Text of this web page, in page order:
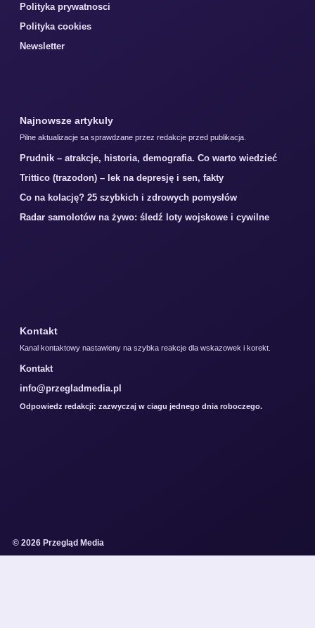
Polityka prywatnosci
Polityka cookies
Newsletter
Najnowsze artykuly
Pilne aktualizacje sa sprawdzane przez redakcje przed publikacja.
Prudnik – atrakcje, historia, demografia. Co warto wiedzieć
Trittico (trazodon) – lek na depresję i sen, fakty
Co na kolację? 25 szybkich i zdrowych pomysłów
Radar samolotów na żywo: śledź loty wojskowe i cywilne
Kontakt
Kanal kontaktowy nastawiony na szybka reakcje dla wskazowek i korekt.
Kontakt
info@przegladmedia.pl
Odpowiedz redakcji: zazwyczaj w ciagu jednego dnia roboczego.
© 2026 Przegląd Media